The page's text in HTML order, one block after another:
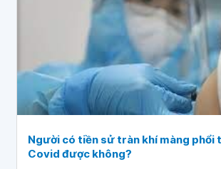
Người có tiền sử tràn khí màng phổi
Covid được không?